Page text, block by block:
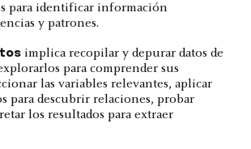
para identificar información
y patrones.
implica recopilar y depurar datos de
para comprender sus
las variables relevantes, aplicar
para descubrir relaciones, probar
los resultados para extraer